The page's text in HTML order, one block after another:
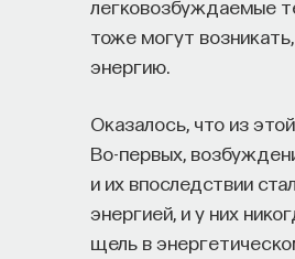
легковозбуждаемые
тоже могут
энергию.
Оказалось, что из
Во-первых,
и их впоследствии
энергией, и у них
щель в